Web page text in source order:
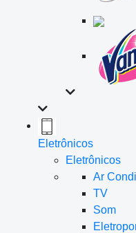
Eletrônicos
Eletrônicos
Ar
TV
Som